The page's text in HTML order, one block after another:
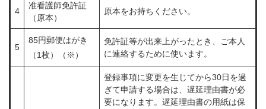
4
准看護師免許証
（原本）
原本をお持ちください。
5
85円郵便はがき
（1枚）（※）
免許証等が出来上がったとき、ご本人
に連絡するために使います。
登録事項に変更を生じてから30日を過
ぎて申請する場合は、遅延理由書が必
要になります。遅延理由書の用紙は保